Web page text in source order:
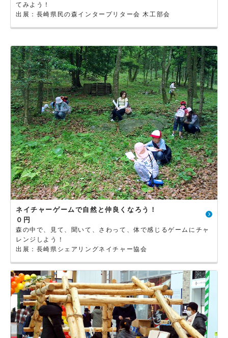
てみよう！
出展：長崎県民の森インタープリター会 木工部会
ネイチャーゲームで自然と仲良くなろう！
０円
森の中で、見て、聞いて、さわって、体で感じるゲームにチャ
レンジしよう！
出展：長崎県シェアリングネイチャー協会